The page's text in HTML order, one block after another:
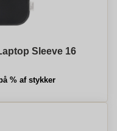
Sleeve 16
% af stykker